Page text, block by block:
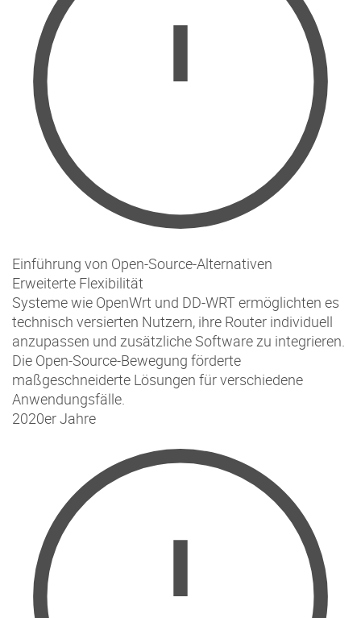
Einführung von Open-Source-Alternativen
Erweiterte Flexibilität
Systeme wie OpenWrt und DD-WRT ermöglichten es
technisch versierten Nutzern, ihre Router individuell
anzupassen und zusätzliche Software zu integrieren.
Die Open-Source-Bewegung förderte
maßgeschneiderte Lösungen für verschiedene
Anwendungsfälle.
2020er Jahre